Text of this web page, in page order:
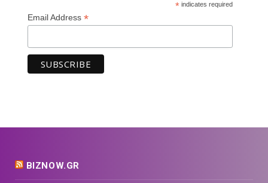
*indicates required
Email Address *
BIZNOW.GR